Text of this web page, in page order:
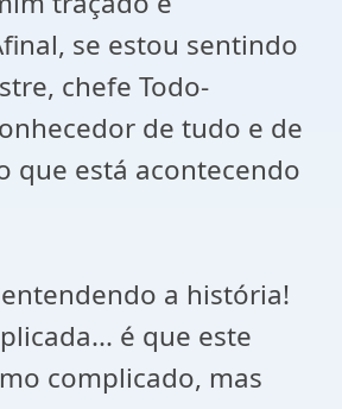
se estou sentindo
chefe Todo-
de tudo e de
que está acontecendo
a história!
é que este
complicado, mas